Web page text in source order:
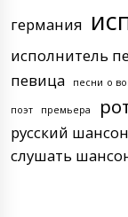
германия
исполнитель
певица песни о
поэт премьера
русский шансон
слушать